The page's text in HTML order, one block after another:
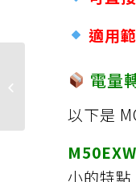
適用
電量
以下是
小的特
VAISALA 攜帶式（手